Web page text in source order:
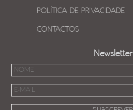
POLÍTICA DE PRIVACIDADE
CONTACTOS
Newsletter